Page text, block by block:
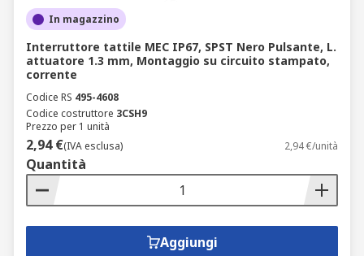
In magazzino
Interruttore tattile MEC IP67, SPST Nero Pulsante, L.
attuatore 1.3 mm, Montaggio su circuito stampato,
corrente
Codice RS 495-4608
Codice costruttore 3CSH9
Prezzo per 1 unità
2,94 €(IVA esclusa) 2,94 €/unità
Quantità
Aggiungi